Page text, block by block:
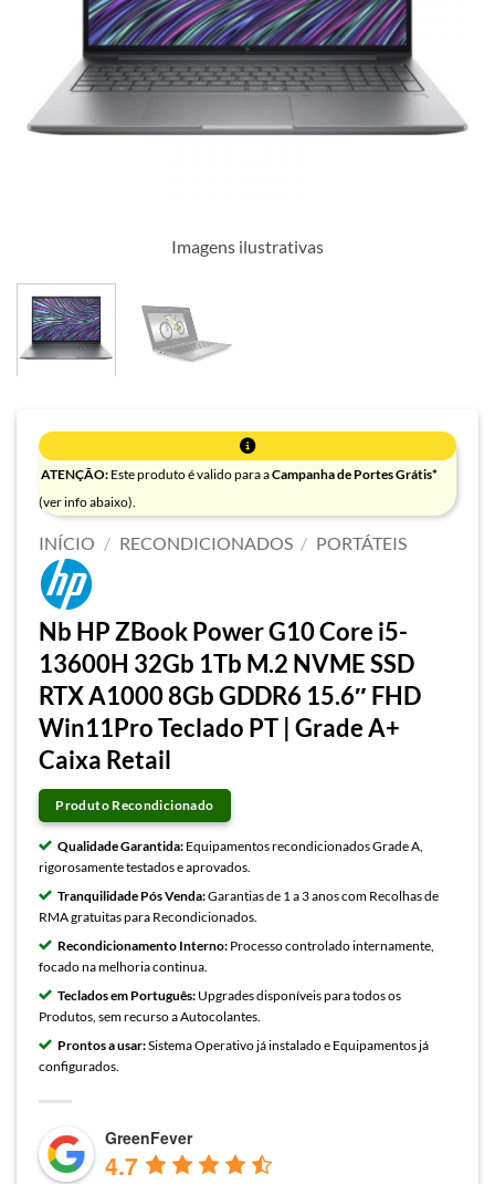
Imagens ilustrativas
ATENÇÃO: Este produto é valido para aCampanha de Portes Grátis*
(ver info abaixo).
INÍCIO / RECONDICIONADOS / PORTÁTEIS
Nb HP ZBook Power G10 Core i5-
13600H 32Gb 1Tb M.2 NVME SSD
RTX A1000 8Gb GDDR6 15.6″ FHD
Win11Pro Teclado PT | Grade A+
Caixa Retail
Produto Recondicionado
Qualidade Garantida: Equipamentos recondicionados Grade A,
rigorosamente testados e aprovados.
Tranquilidade Pós Venda:Garantias de 1 a 3 anos com Recolhas de
RMA gratuitas para Recondicionados.
Recondicionamento Interno: Processo controlado internamente,
focado na melhoria continua.
Teclados em Português: Upgrades disponíveis para todos os
Produtos, sem recurso a Autocolantes.
Prontos a usar:Sistema Operativo já instalado e Equipamentos já
configurados.
GreenFever
4.7